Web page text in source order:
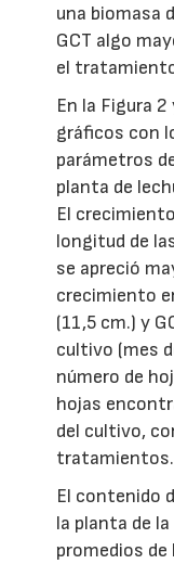
una biomasa
GCT algo
el
En la Figura
gráficos con
parámetros
planta de
El
longitud de
se apreció
crecimiento
(11,5 cm.) y
cultivo (mes
número de
hojas
del cultivo,
tratamientos.
El contenido
la planta de
promedios